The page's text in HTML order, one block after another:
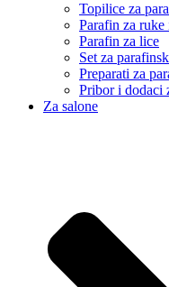
Topilice za
Parafin za ruke
Parafin za lice
Set za
Preparati za
Pribor i dodaci
Za salone